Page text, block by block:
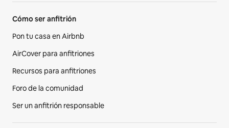
Cómo ser anfitrión
Pon tu casa en Airbnb
AirCover para anfitriones
Recursos para anfitriones
Foro de la comunidad
Ser un anfitrión responsable